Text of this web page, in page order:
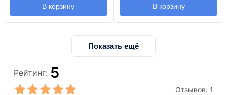
В корзину В корзину
Показать ещё
Рейтинг: 5
Отзывов: 1